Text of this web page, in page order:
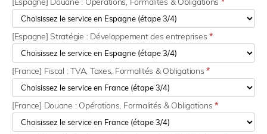
[Espagne] Stratégie : Développement des entreprises *
[France] Fiscal : TVA, Taxes, Formalités & Obligations*
[France] Douane : Opérations, Formalités & Obligations*